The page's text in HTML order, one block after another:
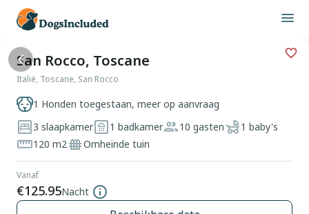
San Rocco, Toscane
Italië, Toscane, San Rocco
1 Honden toegestaan, meer op aanvraag
3 slaapkamer
1 badkamer 10 gasten
1 baby's
120 m2
Omheinde tuin
Vanaf
€125.95Nacht